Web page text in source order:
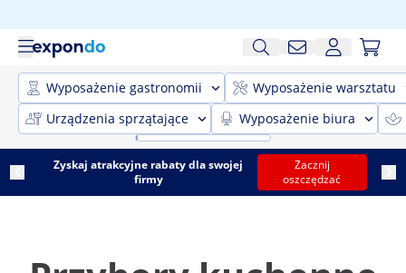
Wyposażenie gastronomii
Wyposażenie warsztatu
Urządzenia sprzątające
Wyposażenie biura
Zyskaj atrakcyjne rabaty dla swojej
firmy
Zacznij
oszczędzać